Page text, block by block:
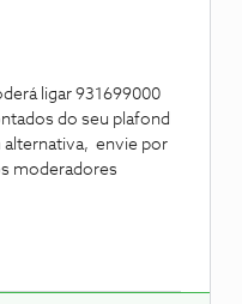
ligar 931699000
do seu plafond
alternativa, envie por
moderadores